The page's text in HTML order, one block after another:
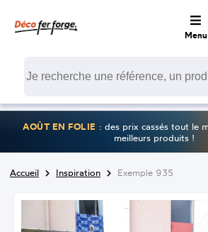
Menu
AOÛT EN FOLIE : des prix cassés tout le
meilleurs produits !
Accueil Inspiration Exemple 935